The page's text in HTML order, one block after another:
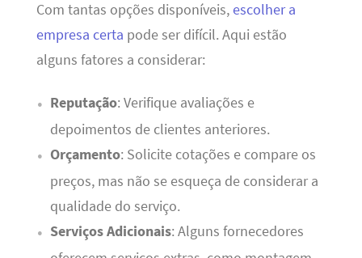
Com tantas opções disponíveis,escolher a
empresa certa pode ser difícil. Aqui estão
alguns fatores a considerar:
Reputação: Verifique avaliações e
depoimentos de clientes anteriores.
Orçamento: Solicite cotações e compare os
preços, mas não se esqueça de considerar a
qualidade do serviço.
Serviços Adicionais: Alguns fornecedores